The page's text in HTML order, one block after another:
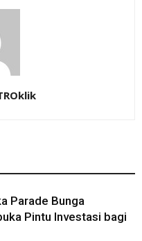
Parade Bunga
Pintu Investasi bagi